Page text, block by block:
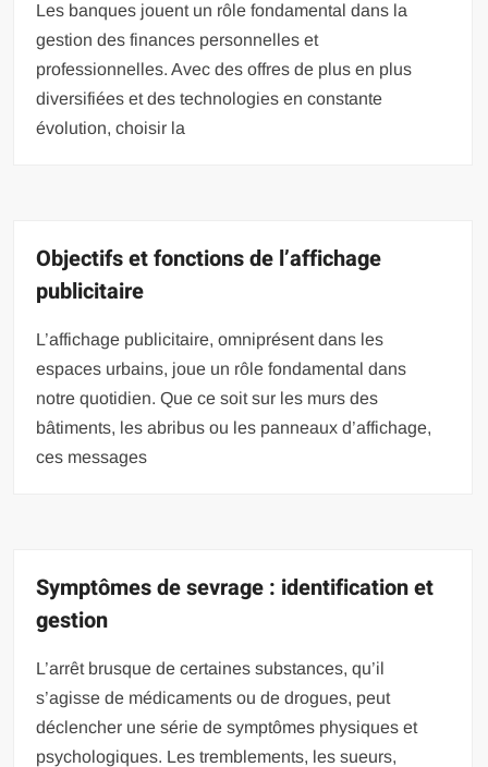
Les banques jouent un rôle fondamental dans la
gestion des finances personnelles et
professionnelles. Avec des offres de plus en plus
diversifiées et des technologies en constante
évolution, choisir la
Objectifs et fonctions de l’affichage
publicitaire
L’affichage publicitaire, omniprésent dans les
espaces urbains, joue un rôle fondamental dans
notre quotidien. Que ce soit sur les murs des
bâtiments, les abribus ou les panneaux d’affichage,
ces messages
Symptômes de sevrage : identification et
gestion
L’arrêt brusque de certaines substances, qu’il
s’agisse de médicaments ou de drogues, peut
déclencher une série de symptômes physiques et
psychologiques. Les tremblements, les sueurs,